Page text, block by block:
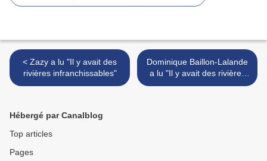
< Zazy a lu "Il y avait des
rivières infranchissables"
Dominique Baillon-Lalande
a lu "Il y avait des rivières
infranchissables" >
Hébergé par Canalblog
Top articles
Pages